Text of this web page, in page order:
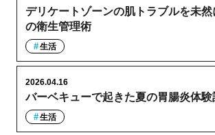
デリケートゾーンの肌トラブルを未然
の衛生管理術
生活
バーベキューで起きた夏の胃腸炎体験
2026.04.16
生活